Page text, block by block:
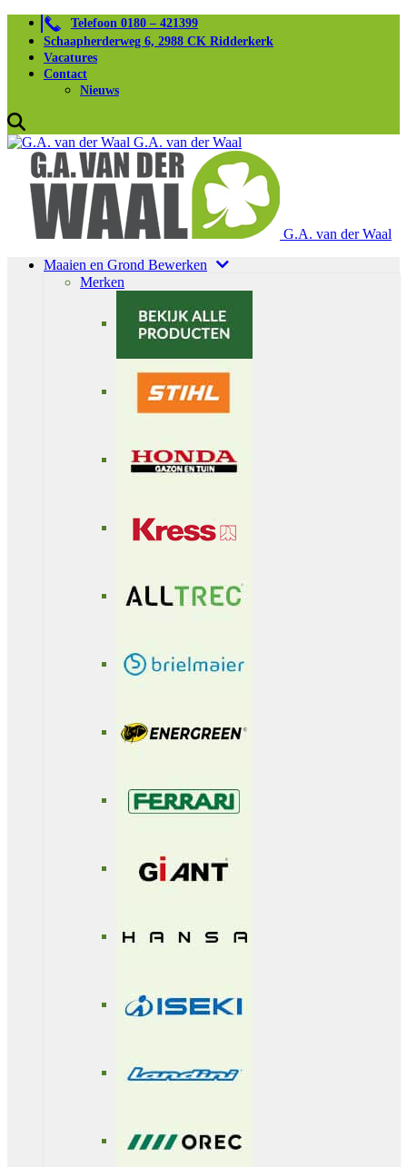
Telefoon 0180 – 421399
Schaapherderweg 6, 2988 CK Ridderkerk
Vacatures
Contact
Nieuws
G.A. van der Waal
G.A. van der Waal
Maaien en Grond Bewerken
Merken